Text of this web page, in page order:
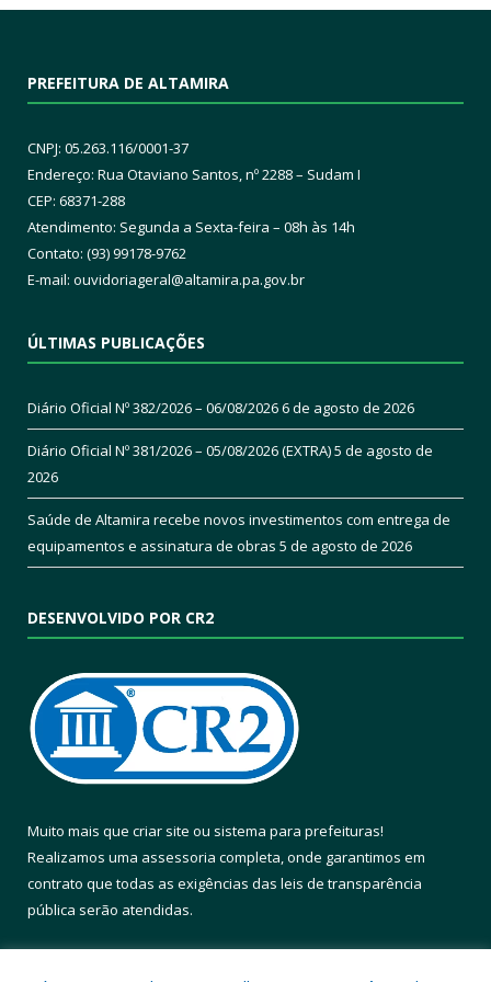
PREFEITURA DE ALTAMIRA
CNPJ: 05.263.116/0001-37
Endereço: Rua Otaviano Santos, nº 2288 – Sudam I
CEP: 68371-288
Atendimento: Segunda a Sexta-feira – 08h às 14h
Contato: (93) 99178-9762
E-mail: ouvidoriageral@altamira.pa.gov.br
ÚLTIMAS PUBLICAÇÕES
Diário Oficial Nº 382/2026 – 06/08/20266 de agosto de 2026
Diário Oficial Nº 381/2026 – 05/08/2026 (EXTRA)5 de agosto de
2026
Saúde de Altamira recebe novos investimentos com entrega de
equipamentos e assinatura de obras 5 de agosto de 2026
DESENVOLVIDO POR CR2
Muito mais que criar site ou sistema para prefeituras!
Realizamos uma assessoria completa, onde garantimos em
contrato que todas as exigências das leis de transparência
pública serão atendidas.